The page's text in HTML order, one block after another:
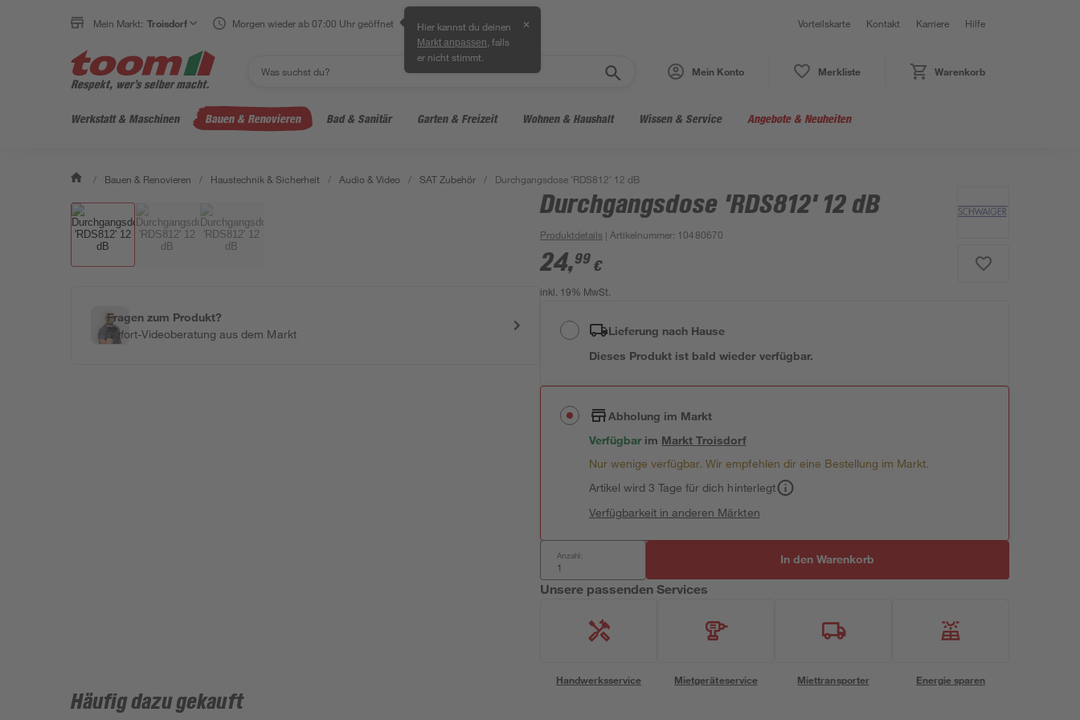
Mein Markt: Troisdorf Morgen wieder ab 07:00 Uhr geöffnet Hier kannst du deinen
Markt anpassen , falls
er nicht stimmt.
✕ Vorteilskarte Kontakt Karriere Hilfe
Mein Konto Merkliste Warenkorb
Werkstatt & Maschinen Bauen & Renovieren Bad & Sanitär Garten & Freizeit Wohnen & Haushalt Wissen & Service Angebote & Neuheiten
/ Bauen & Renovieren / Haustechnik & Sicherheit / Audio & Video / SAT Zubehör / Durchgangsdose 'RDS812' 12 dB
Fragen zum Produkt?
Sofort-Videoberatung aus dem Markt
Durchgangsdose 'RDS812' 12 dB
Produktdetails | Artikelnummer: 10480670
24,99 €
inkl. 19% MwSt.
Lieferung nach Hause
Dieses Produkt ist bald wieder verfügbar.
Abholung im Markt
Verfügbar im MarktTroisdorf
Nur wenige verfügbar. Wir empfehlen dir eine Bestellung im Markt.
Artikel wird 3 Tage für dich hinterlegt
Verfügbarkeit in anderen Märkten
Anzahl: In den Warenkorb
Unsere passenden Services
Handwerksservice Mietgeräteservice Miettransporter Energie sparen
Häufig dazu gekauft